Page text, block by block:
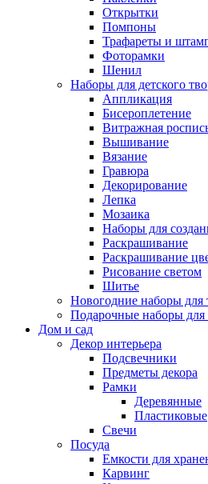
Открытки
Помпоны
Трафареты и
Фоторамки
Шенил
Наборы для детского
Аппликация
Бисероплетение
Витражная
Вышивание
Вязание
Гравюра
Декорирование
Лепка
Мозаика
Наборы для
Раскрашивание
Раскрашивание
Рисование светом
Шитье
Новогодние наборы для
Подарочные наборы для
Дом и сад
Декор интерьера
Подсвечники
Предметы декора
Рамки
Деревянные
Пластиковые
Свечи
Посуда
Емкости для
Карвинг